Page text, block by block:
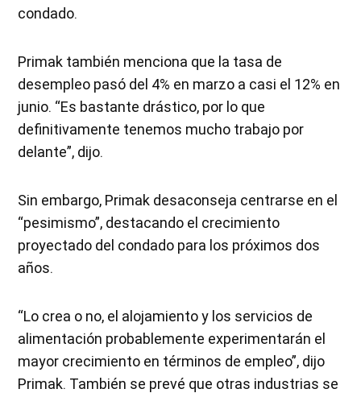
condado.
Primak también menciona que la tasa de
desempleo pasó del 4% en marzo a casi el 12% en
junio. “Es bastante drástico, por lo que
definitivamente tenemos mucho trabajo por
delante”, dijo.
Sin embargo, Primak desaconseja centrarse en el
“pesimismo”, destacando el crecimiento
proyectado del condado para los próximos dos
años.
“Lo crea o no, el alojamiento y los servicios de
alimentación probablemente experimentarán el
mayor crecimiento en términos de empleo”, dijo
Primak. También se prevé que otras industrias se